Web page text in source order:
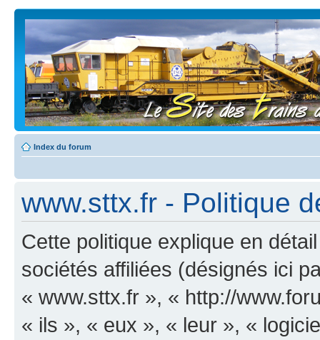
Index du forum
www.sttx.fr - Politique
Cette politique explique en
sociétés affiliées (désignés ici
« www.sttx.fr », « http://
« ils », « eux », « leur », «